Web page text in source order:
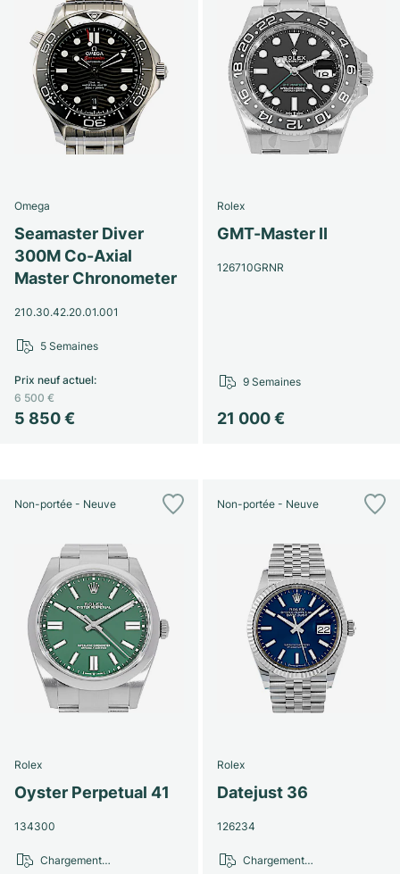
Omega
Seamaster Diver
300M Co-Axial
Master Chronometer
210.30.42.20.01.001
5 850 €
Prix neuf actuel:
6 500 €
5 Semaines
Rolex
GMT-Master II
126710GRNR
21 000 €
9 Semaines
Non-portée - Neuve
Rolex
Oyster Perpetual 41
134300
Chargement…
Non-portée - Neuve
Rolex
Datejust 36
126234
Chargement…